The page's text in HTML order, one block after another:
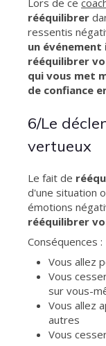
rééquilibrer
ressentis
un
rééquilibrer
qui vous met
de confiance
6/Le
vertueux
Le fait de
d'une situation
émotions
rééquilibrer
Conséquences :
Vous allez
Vous
sur vous-
Vous allez
autres
Vous